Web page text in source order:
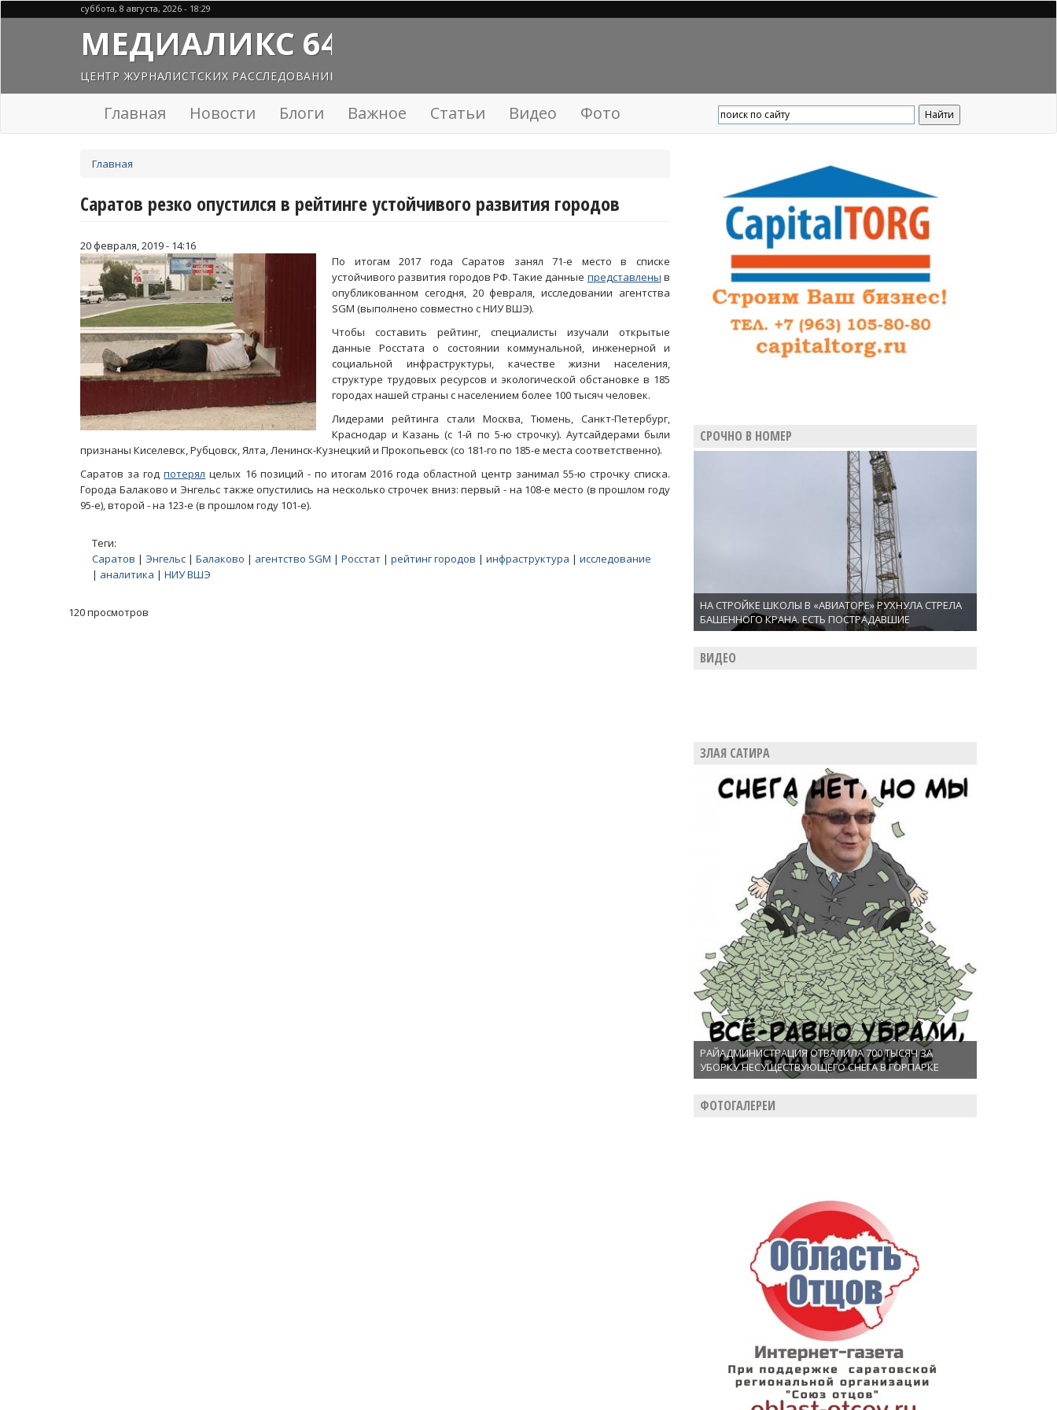
суббота, 8 августа, 2026 - 18:29
МЕДИАЛИКС 64
ЦЕНТР ЖУРНАЛИСТСКИХ РАССЛЕДОВАНИЙ
Главная Новости Блоги Важное Статьи Видео Фото
здесь
Главная
Саратов резко опустился в рейтинге устойчивого развития городов
20 февраля, 2019 - 14:16
По итогам 2017 года Саратов занял 71-е место в списке
устойчивого развития городов РФ. Такие данные представлены в
опубликованном сегодня, 20 февраля, исследовании агентства
SGM (выполнено совместно с НИУ ВШЭ).
Чтобы составить рейтинг, специалисты изучали открытые
данные Росстата о состоянии коммунальной, инженерной и
социальной инфраструктуры, качестве жизни населения,
структуре трудовых ресурсов и экологической обстановке в 185
городах нашей страны с населением более 100 тысяч человек.
Лидерами рейтинга стали Москва, Тюмень, Санкт-Петербург,
Краснодар и Казань (с 1-й по 5-ю строчку). Аутсайдерами были
признаны Киселевск, Рубцовск, Ялта, Ленинск-Кузнецкий и Прокопьевск (со 181-го по 185-е места соответственно).
Саратов за годпотерял целых 16 позиций - по итогам 2016 года областной центр занимал 55-ю строчку списка.
Города Балаково и Энгельс также опустились на несколько строчек вниз: первый - на 108-е место (в прошлом году
95-е), второй - на 123-е (в прошлом году 101-е).
Теги:
Саратов | Энгельс | Балаково | агентство SGM | Росстат | рейтинг городов | инфраструктура | исследование
| аналитика | НИУ ВШЭ
120 просмотров
СРОЧНО В НОМЕР
НА СТРОЙКЕ ШКОЛЫ В «АВИАТОРЕ» РУХНУЛА СТРЕЛА
БАШЕННОГО КРАНА. ЕСТЬ ПОСТРАДАВШИЕ
ВИДЕО
ЗЛАЯ САТИРА
РАЙАДМИНИСТРАЦИЯ ОТВАЛИЛА 700 ТЫСЯЧ ЗА
УБОРКУ НЕСУЩЕСТВУЮЩЕГО СНЕГА В ГОРПАРКЕ
ФОТОГАЛЕРЕИ